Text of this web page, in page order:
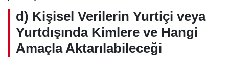
d) Kişisel Verilerin Yurtiçi veya
Yurtdışında Kimlere ve Hangi
Amaçla Aktarılabileceği